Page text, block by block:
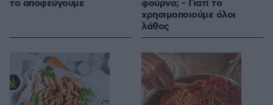
το αποφεύγουμε
φούρνο; - Γιατί το
χρησιμοποιούμε όλοι
λάθος